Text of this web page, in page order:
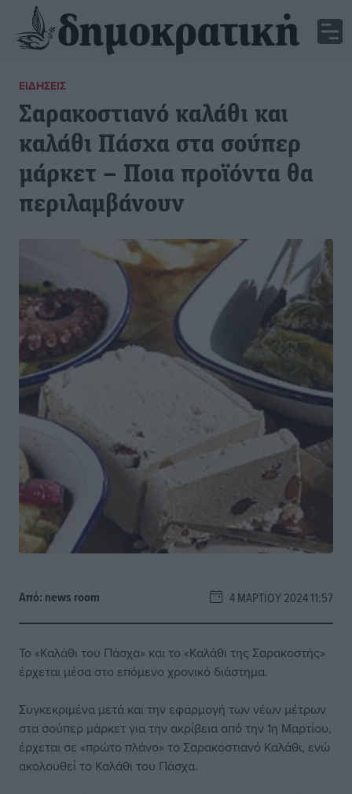
ΕΙΔΉΣΕΙΣ
Σαρακοστιανό καλάθι και
καλάθι Πάσχα στα σούπερ
μάρκετ – Ποια προϊόντα θα
περιλαμβάνουν
Από: news room 4 ΜΑΡΤΊΟΥ 2024 11:57
Το «Καλάθι του Πάσχα» και το «Καλάθι της Σαρακοστής»
έρχεται μέσα στο επόμενο χρονικό διάστημα.
Συγκεκριμένα μετά και την εφαρμογή των νέων μέτρων
στα σούπερ μάρκετ για την ακρίβεια από την 1η Μαρτίου,
έρχεται σε «πρώτο πλάνο» το Σαρακοστιανό Καλάθι, ενώ
ακολουθεί το Καλάθι του Πάσχα.